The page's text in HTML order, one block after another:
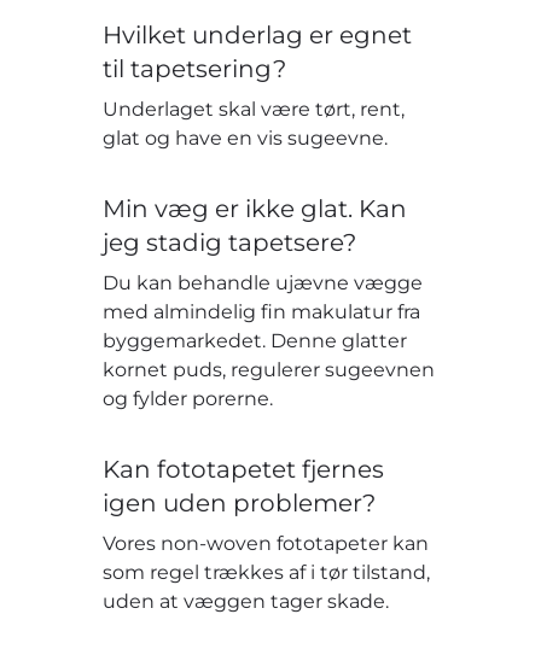
Hvilket underlag er egnet
til tapetsering?
Underlaget skal være tørt, rent,
glat og have en vis sugeevne.
Min væg er ikke glat. Kan
jeg stadig tapetsere?
Du kan behandle ujævne vægge
med almindelig fin makulatur fra
byggemarkedet. Denne glatter
kornet puds, regulerer sugeevnen
og fylder porerne.
Kan fototapetet fjernes
igen uden problemer?
Vores non-woven fototapeter kan
som regel trækkes af i tør tilstand,
uden at væggen tager skade.